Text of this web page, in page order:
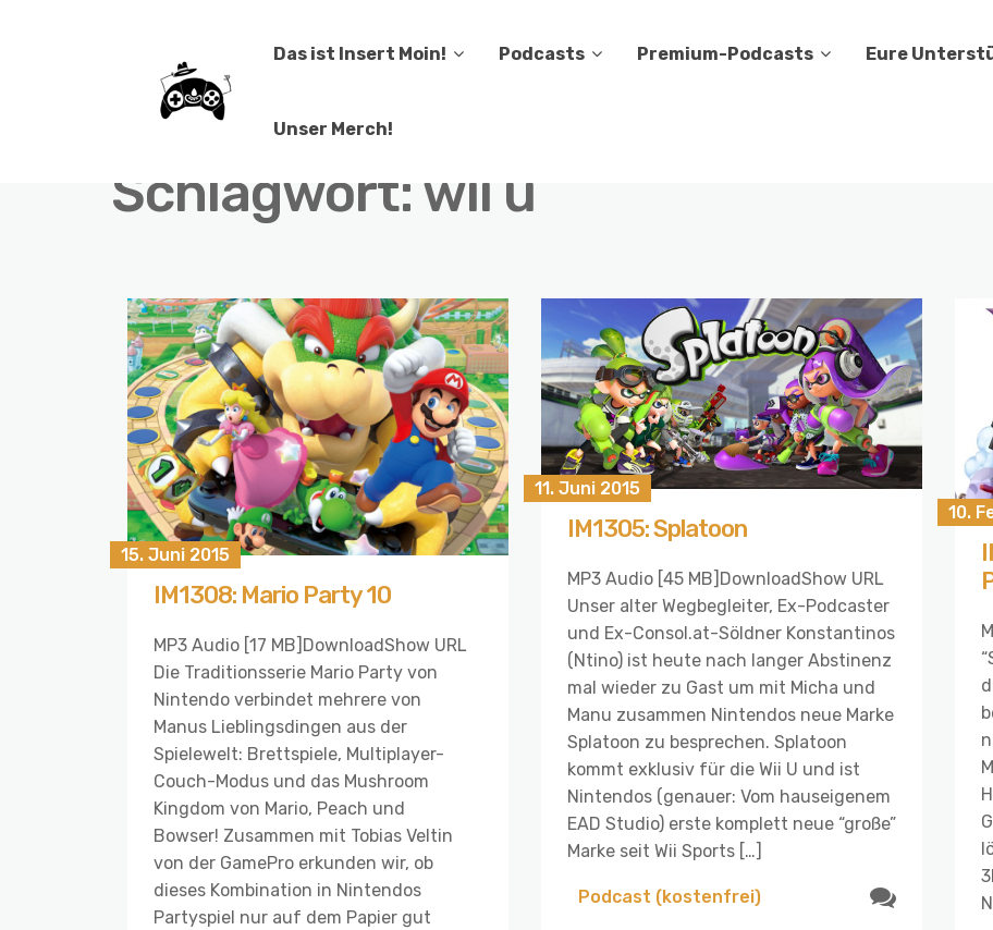
Das ist Insert Moin! Podcasts Premium-Podcasts Eure
Unser Merch!
Schlagwort: wii u
15. Juni 2015
IM1308: Mario Party 10
MP3 Audio [17 MB]DownloadShow URL
Die Traditionsserie Mario Party von
Nintendo verbindet mehrere von
Manus Lieblingsdingen aus der
Spielewelt: Brettspiele, Multiplayer-
Couch-Modus und das Mushroom
Kingdom von Mario, Peach und
Bowser! Zusammen mit Tobias Veltin
von der GamePro erkunden wir, ob
dieses Kombination in Nintendos
Partyspiel nur auf dem Papier gut
11. Juni 2015
IM1305: Splatoon
MP3 Audio [45 MB]DownloadShow URL
Unser alter Wegbegleiter, Ex-Podcaster
und Ex-Consol.at-Söldner Konstantinos
(Ntino) ist heute nach langer Abstinenz
mal wieder zu Gast um mit Micha und
Manu zusammen Nintendos neue Marke
Splatoon zu besprechen. Splatoon
kommt exklusiv für die Wii U und ist
Nintendos (genauer: Vom hauseigenem
EAD Studio) erste komplett neue “große”
Marke seit Wii Sports […]
Podcast (kostenfrei)
10.